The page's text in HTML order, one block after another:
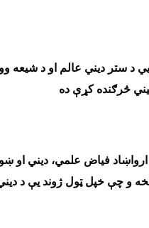
د ستر دیني عالم او د شیعه‌
څرګنده کړې ده
فیاض علمي، دیني او
و چې خپل ټول ژوند یې د